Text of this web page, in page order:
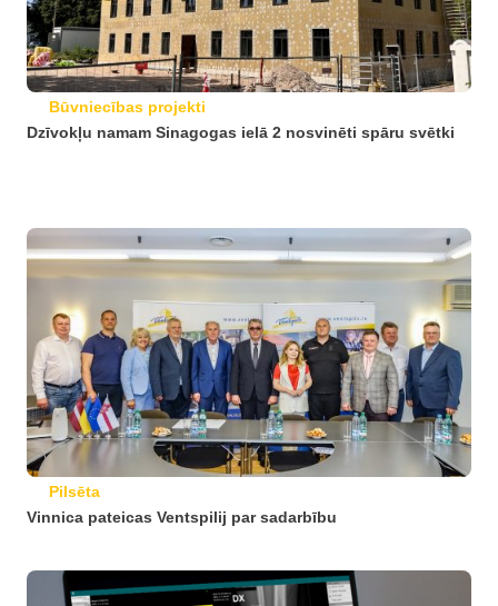
Būvniecības projekti
Dzīvokļu namam Sinagogas ielā 2 nosvinēti spāru svētki
Pilsēta
Vinnica pateicas Ventspilij par sadarbību